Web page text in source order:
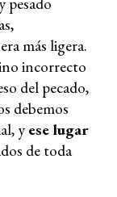
más ligera.
incorrecto
del pecado,
debemos
y ese lugar
de toda